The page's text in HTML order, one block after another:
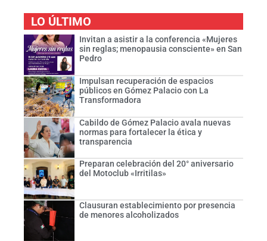
LO ÚLTIMO
Invitan a asistir a la conferencia «Mujeres
sin reglas; menopausia consciente» en San
Pedro
Impulsan recuperación de espacios
públicos en Gómez Palacio con La
Transformadora
Cabildo de Gómez Palacio avala nuevas
normas para fortalecer la ética y
transparencia
Preparan celebración del 20° aniversario
del Motoclub «Irritilas»
Clausuran establecimiento por presencia
de menores alcoholizados